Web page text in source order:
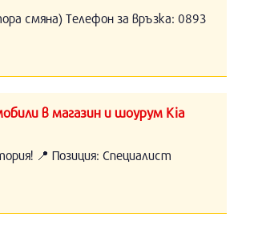
смяна) Телефон за връзка: 0893
в магазин и шоурум Kia
📍 Позиция: Специалист